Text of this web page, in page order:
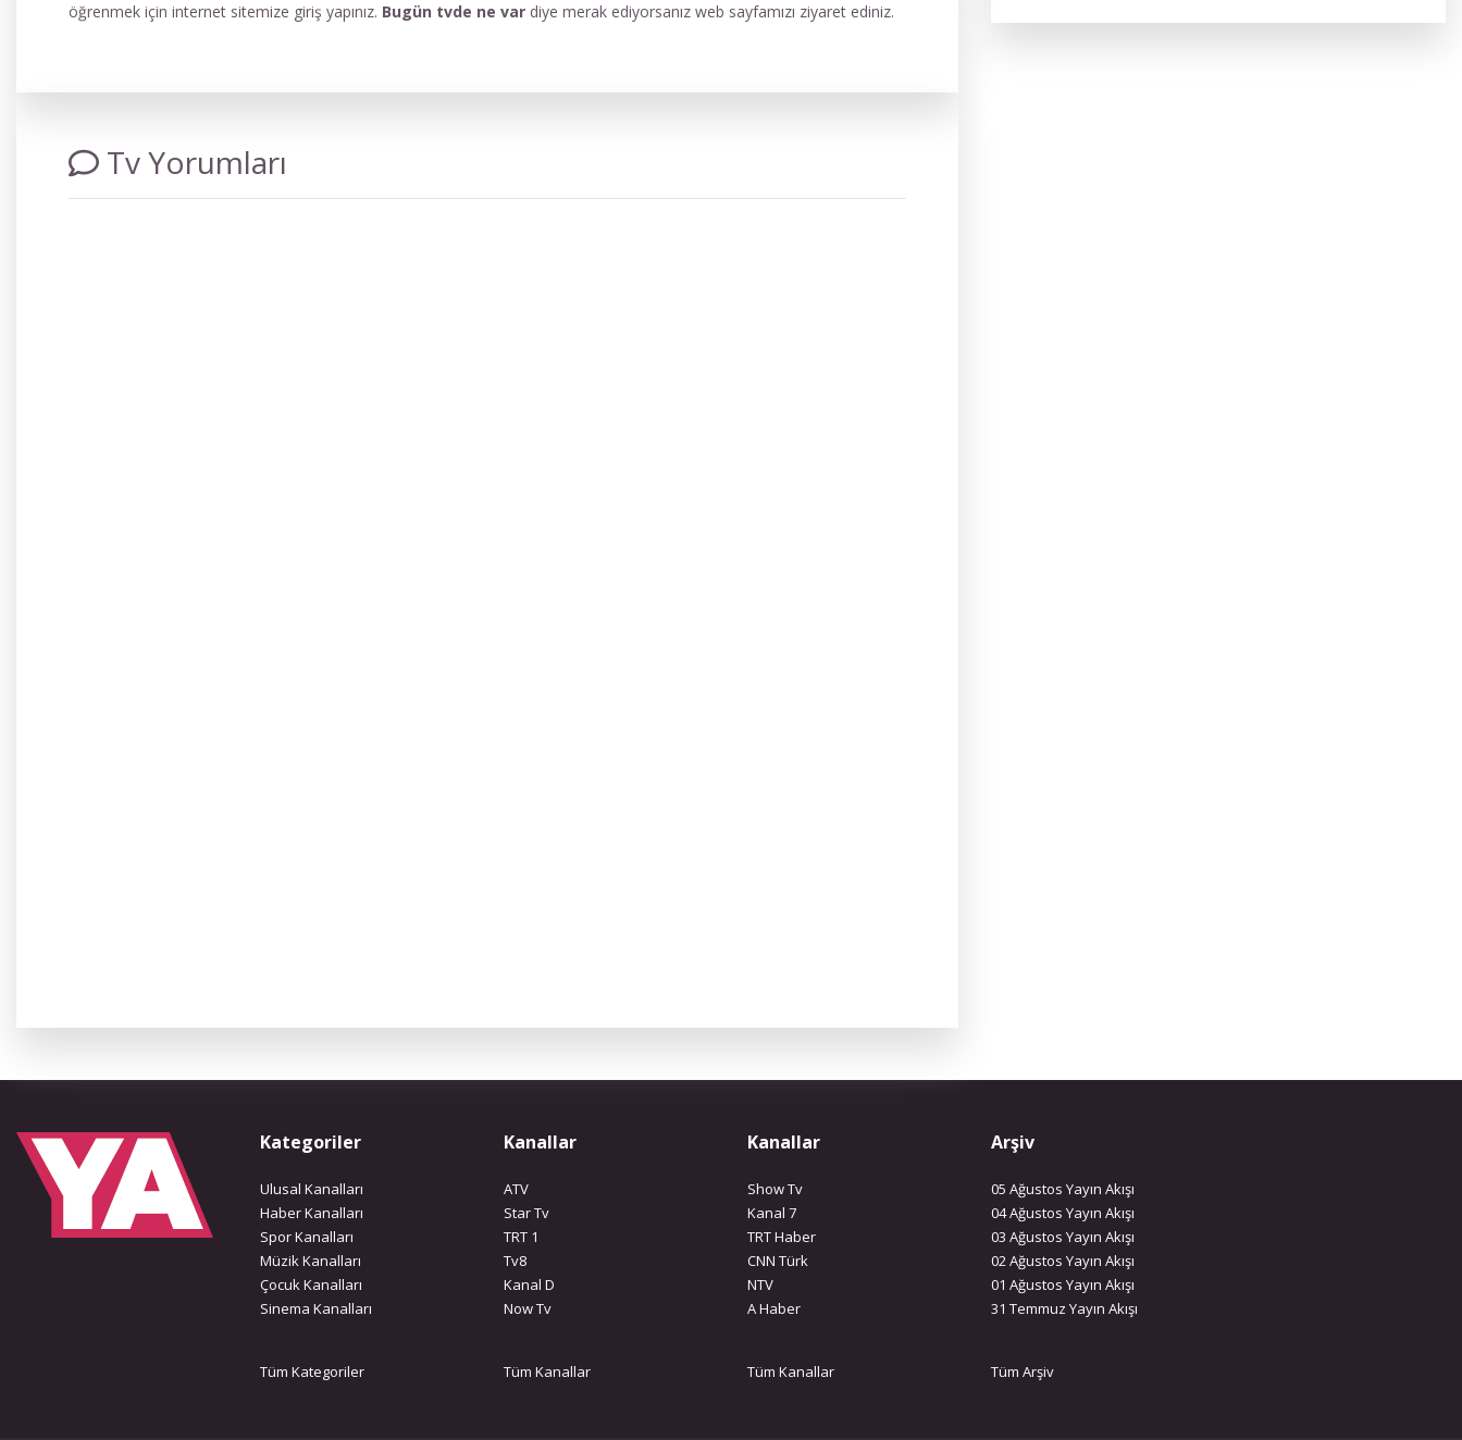
öğrenmek için internet sitemize giriş yapınız. Bugün tvde ne var diye merak ediyorsanız web sayfamızı ziyaret ediniz.
Tv Yorumları
Kategoriler
Ulusal Kanalları
Haber Kanalları
Spor Kanalları
Müzik Kanalları
Çocuk Kanalları
Sinema Kanalları
Tüm Kategoriler
Kanallar
ATV
Star Tv
TRT 1
Tv8
Kanal D
Now Tv
Tüm Kanallar
Kanallar
Show Tv
Kanal 7
TRT Haber
CNN Türk
NTV
A Haber
Tüm Kanallar
Arşiv
05 Ağustos Yayın Akışı
04 Ağustos Yayın Akışı
03 Ağustos Yayın Akışı
02 Ağustos Yayın Akışı
01 Ağustos Yayın Akışı
31 Temmuz Yayın Akışı
Tüm Arşiv